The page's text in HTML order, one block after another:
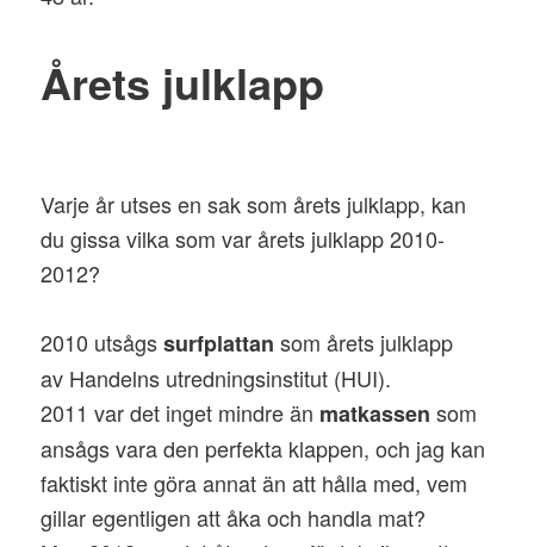
Årets julklapp
Varje år utses en sak som årets julklapp, kan
du gissa vilka som var årets julklapp 2010-
2012?
2010 utsågssurfplattan som årets julklapp
av Handelns utredningsinstitut (HUI).
2011 var det inget mindre än matkassen som
ansågs vara den perfekta klappen, och jag kan
faktiskt inte göra annat än att hålla med, vem
gillar egentligen att åka och handla mat?